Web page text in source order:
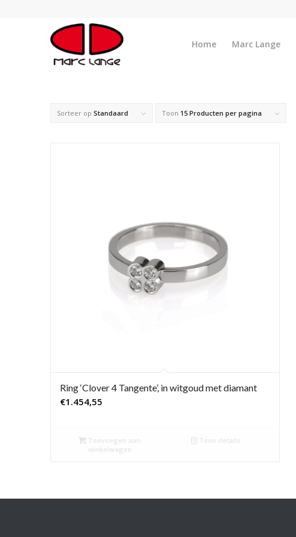
Home Marc Lange
Sorteer op Standaard Toon 15 Producten per pagina
Ring ‘Clover 4 Tangente’, in witgoud met diamant
€1.454,55
Toevoegen aan
winkelwagen
Toon details